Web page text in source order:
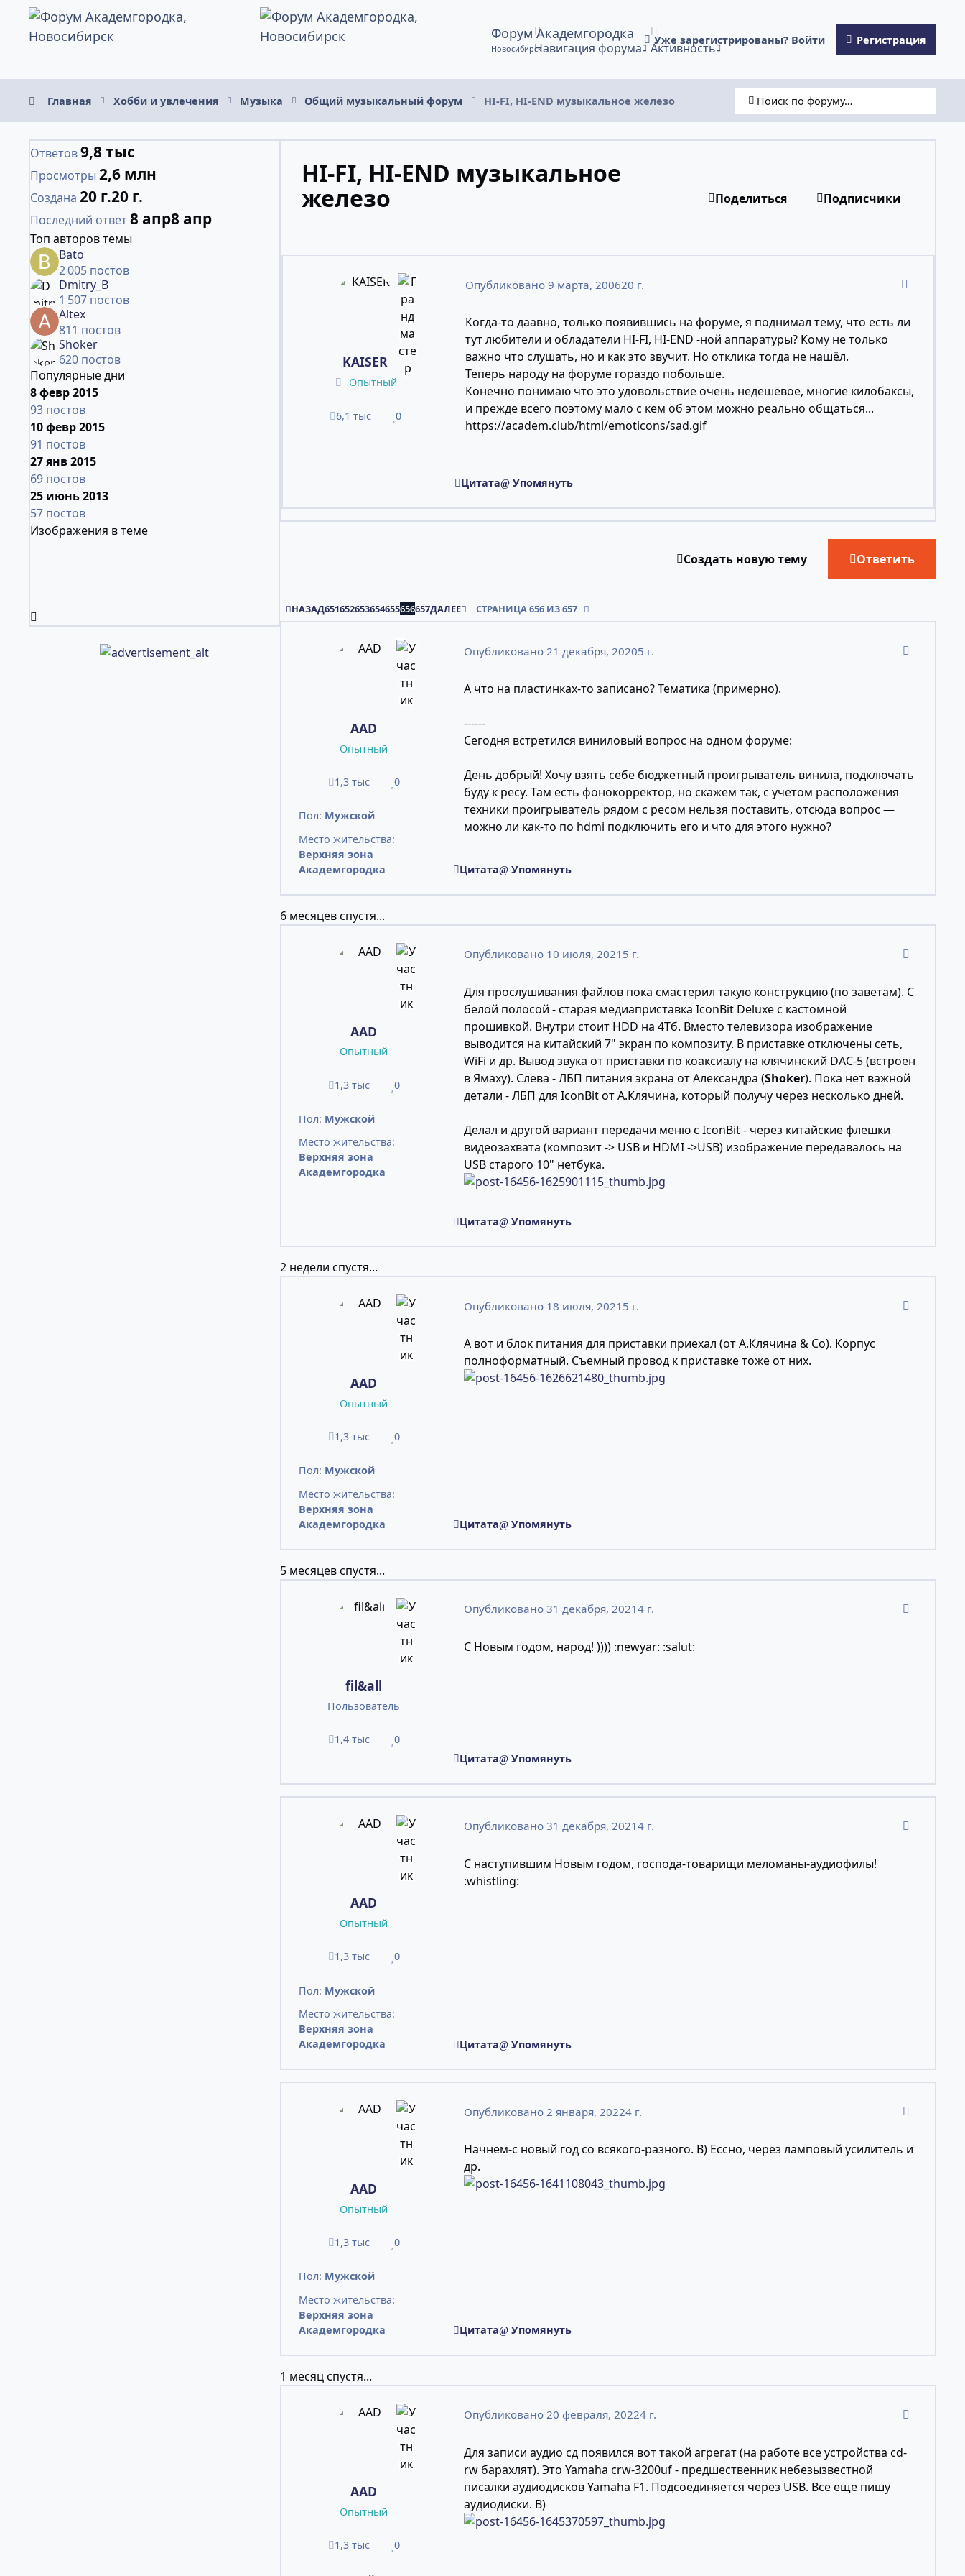
Перейти к содержанию
Форум Академгородка
НовосибирскНавигация форума Активность
Уже зарегистрированы? Войти Регистрация
Главная Хобби и увлечения Музыка Общий музыкальный форум HI-FI, HI-END музыкальное железо Поиск по форуму…
HI-FI, HI-END музыкальное
железо
Поделиться Подписчики
KAISER
Опытный
6,1 тыссообщения
0
Репутация
Опубликовано9 марта, 200620 г.
Когда-то даавно, только появившись на форуме, я поднимал тему, что есть ли
тут любители и обладатели HI-FI, HI-END -ной аппаратуры? Кому не только
важно что слушать, но и как это звучит. Но отклика тогда не нашёл.
Теперь народу на форуме гораздо побольше.
Конечно понимаю что это удовольствие очень недешёвое, многие килобаксы,
и прежде всего поэтому мало с кем об этом можно реально общаться...
https://academ.club/html/emoticons/sad.gif
Цитата Упомянуть
Создать новую тему Ответить
ПЕРВАЯ СТРАНИЦА
НАЗАД651652653654655656657ДАЛЕЕ ПОСЛЕДНЯЯ СТРАНИЦА
СТРАНИЦА 656 ИЗ 657
AAD
Опытный
1,3 тыс
сообщения
0
Репутация
Пол: Мужской
Место жительства:
Верхняя зона
Академгородка
Опубликовано 21 декабря, 20205 г.
А что на пластинках-то записано? Тематика (примерно).
------
Сегодня встретился виниловый вопрос на одном форуме:
День добрый! Хочу взять себе бюджетный проигрыватель винила, подключать
буду к ресу. Там есть фонокорректор, но скажем так, с учетом расположения
техники проигрыватель рядом с ресом нельзя поставить, отсюда вопрос —
можно ли как-то по hdmi подключить его и что для этого нужно?
Цитата Упомянуть
6 месяцев спустя...
AAD
Опытный
1,3 тыс
сообщения
0
Репутация
Пол: Мужской
Место жительства:
Верхняя зона
Академгородка
Опубликовано 10 июля, 2021 5 г.
Для прослушивания файлов пока смастерил такую конструкцию (по заветам). С
белой полосой - старая медиаприставка IconBit Deluxe с кастомной
прошивкой. Внутри стоит HDD на 4Тб. Вместо телевизора изображение
выводится на китайский 7" экран по композиту. В приставке отключены сеть,
WiFi и др. Вывод звука от приставки по коаксиалу на клячинский DAC-5 (встроен
в Ямаху). Слева - ЛБП питания экрана от Александра (Shoker). Пока нет важной
детали - ЛБП для IconBit от А.Клячина, который получу через несколько дней.
Делал и другой вариант передачи меню с IconBit - через китайские флешки
видеозахвата (композит -> USB и HDMI ->USB) изображение передавалось на
USB старого 10" нетбука.
Цитата Упомянуть
2 недели спустя...
AAD
Опытный
1,3 тыс
сообщения
0
Репутация
Пол: Мужской
Место жительства:
Верхняя зона
Академгородка
Опубликовано 18 июля, 2021 5 г.
А вот и блок питания для приставки приехал (от А.Клячина & Co). Корпус
полноформатный. Съемный провод к приставке тоже от них.
Цитата Упомянуть
5 месяцев спустя...
fil&all
Пользователь
1,4 тыс
сообщения
0
Репутация
Опубликовано31 декабря, 20214 г.
С Новым годом, народ! )))) :newyar: :salut:
Цитата Упомянуть
AAD
Опытный
1,3 тыс
сообщения
0
Репутация
Пол: Мужской
Место жительства:
Верхняя зона
Академгородка
Опубликовано31 декабря, 20214 г.
С наступившим Новым годом, господа-товарищи меломаны-аудиофилы!
:whistling:
Цитата Упомянуть
AAD
Опытный
1,3 тыс
сообщения
0
Репутация
Пол: Мужской
Место жительства:
Верхняя зона
Академгородка
Опубликовано 2 января, 20224 г.
Начнем-с новый год со всякого-разного. B) Ессно, через ламповый усилитель и
др.
Цитата Упомянуть
1 месяц спустя...
AAD
Опытный
1,3 тыс
сообщения
0
Репутация
Опубликовано20 февраля, 20224 г.
Для записи аудио сд появился вот такой агрегат (на работе все устройства cd-
rw барахлят). Это Yamaha crw-3200uf - предшественник небезызвестной
писалки аудиодисков Yamaha F1. Подсоединяется через USB. Все еще пишу
аудиодиски. B)
Ответов9,8 тыс
Просмотры 2,6 млн
Создана 20 г.20 г.
Последний ответ8 апр8 апр
Топ авторов темы
Bato
2 005 постов
Dmitry_B
1 507 постов
Altex
811 постов
Shoker
620 постов
Популярные дни
8 февр 2015
93 постов
10 февр 2015
91 постов
27 янв 2015
69 постов
25 июнь 2013
57 постов
Изображения в теме
Развернуть обзор темы